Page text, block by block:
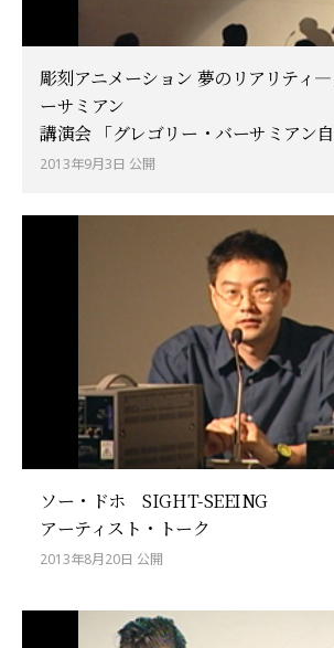
彫刻アニメーション 夢のリアリティ
ーサミアン
講演会 「グレゴリー・バーサミアン自
2013年9月3日 公開
ソー・ドホ SIGHT-SEEING
アーティスト・トーク
2013年8月20日 公開